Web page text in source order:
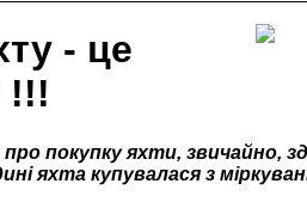
- це
!!!
покупку яхти, звичайно,
яхта купувалася з